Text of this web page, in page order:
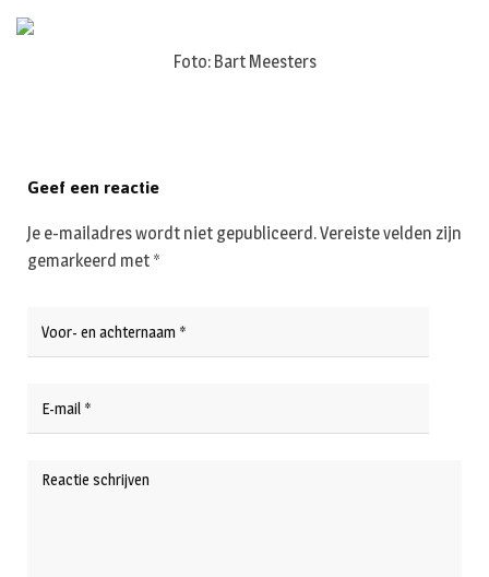
Foto: Bart Meesters
Geef een reactie
Je e-mailadres wordt niet gepubliceerd.Vereiste velden zijn
gemarkeerd met *